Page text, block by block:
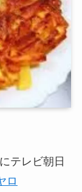
テレビ朝日
ロ